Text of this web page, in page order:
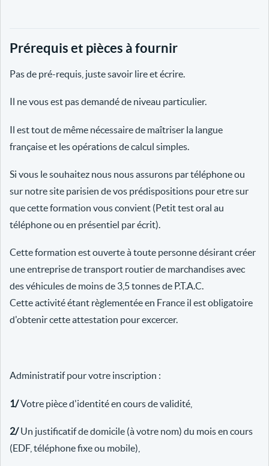
Prérequis et pièces à fournir
Pas de pré-requis, juste savoir lire et écrire.
Il ne vous est pas demandé de niveau particulier.
Il est tout de même nécessaire de maîtriser la langue
française et les opérations de calcul simples.
Si vous le souhaitez nous nous assurons par téléphone ou
sur notre site parisien de vos prédispositions pour etre sur
que cette formation vous convient (Petit test oral au
téléphone ou en présentiel par écrit).
Cette formation est ouverte à toute personne désirant créer
une entreprise de transport routier de marchandises avec
des véhicules de moins de 3,5 tonnes de P.T.A.C.
Cette activité étant règlementée en France il est obligatoire
d'obtenir cette attestation pour excercer.
Administratif pour votre inscription :
1/Votre pièce d'identité en cours de validité,
2/Un justificatif de domicile (à votre nom) du mois en cours
(EDF, téléphone fixe ou mobile),